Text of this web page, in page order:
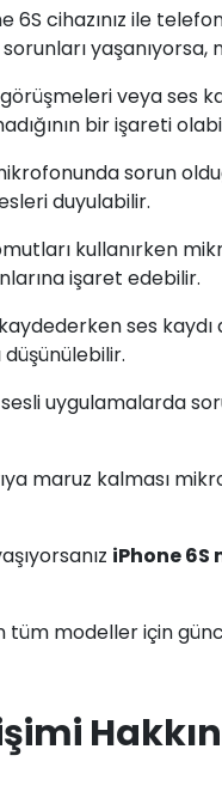
6S cihazınız ile
veya ses
bir işareti
sorun
duyulabilir.
kullanırken
işaret edebilir.
ses
uygulamalarda
maruz kalması
iPhone
tüm modeller için